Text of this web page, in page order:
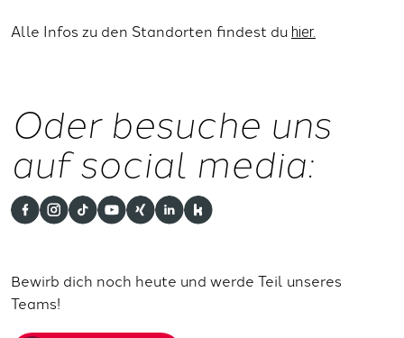
Alle Infos zu den Standorten findest du hier.
Oder besuche uns
auf social media:
Bewirb dich noch heute und werde Teil unseres
Teams!